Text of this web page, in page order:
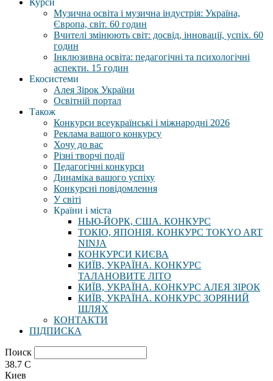
Курси
Музична освіта і музична індустрія: Україна,
Європа, світ. 60 годин
Вчителі змінюють світ: досвід, інновації, успіх. 60
годин
Інклюзивна освіта: педагогічні та психологічні
аспекти. 15 годин
Екосистеми
Алея Зірок України
Освітній портал
Також
Конкурси всеукраїнські і міжнародні 2026
Реклама вашого конкурсу
Хочу до вас
Різні творчі події
Педагогічні конкурси
Динаміка вашого успіху
Конкурсні повідомлення
У світі
Країни і міста
НЬЮ-ЙОРК, США. КОНКУРС
ТОКІО, ЯПОНІЯ. КОНКУРС TOKYO ART
NINJA
КОНКУРСИ КИЄВА
КИЇВ, УКРАЇНА. КОНКУРС
ТАЛАНОВИТЕ ЛІТО
КИЇВ, УКРАЇНА. КОНКУРС АЛЕЯ ЗІРОК
КИЇВ, УКРАЇНА. КОНКУРС ЗОРЯНИЙ
ШЛЯХ
КОНТАКТИ
ПІДПИСКА
Поиск
38.7 C
Киев